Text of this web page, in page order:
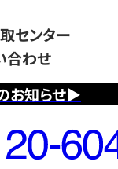
お知らせ▶
センター
合わせ